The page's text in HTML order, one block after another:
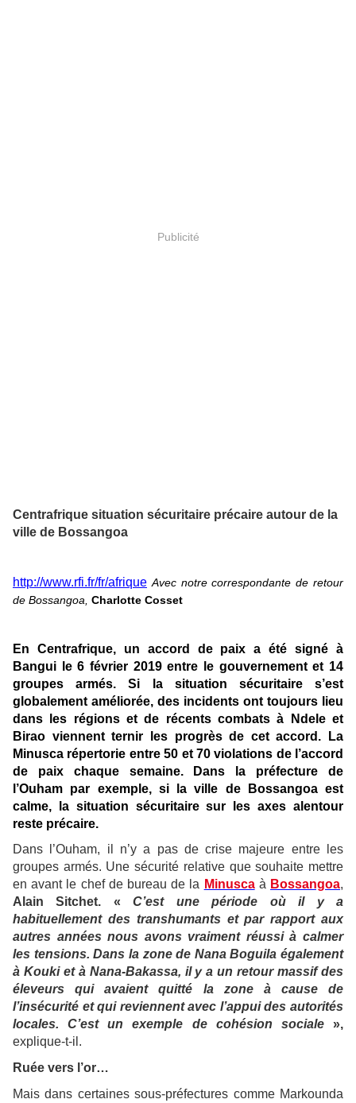
Publicité
Centrafrique situation sécuritaire précaire autour de la
ville de Bossangoa
http://www.rfi.fr/fr/afrique Avec notre correspondante de retour
de Bossangoa, Charlotte Cosset
En Centrafrique, un accord de paix a été signé à
Bangui le 6 février 2019 entre le gouvernement et 14
groupes armés. Si la situation sécuritaire s’est
globalement améliorée, des incidents ont toujours lieu
dans les régions et de récents combats à Ndele et
Birao viennent ternir les progrès de cet accord. La
Minusca répertorie entre 50 et 70 violations de l’accord
de paix chaque semaine. Dans la préfecture de
l’Ouham par exemple, si la ville de Bossangoa est
calme, la situation sécuritaire sur les axes alentour
reste précaire.
Dans l’Ouham, il n’y a pas de crise majeure entre les
groupes armés. Une sécurité relative que souhaite mettre
en avant le chef de bureau de la Minuscaà Bossangoa,
Alain Sitchet. «C’est une période où il y a
habituellement des transhumants et par rapport aux
autres années nous avons vraiment réussi à calmer
les tensions. Dans la zone de Nana Boguila également
à Kouki et à Nana-Bakassa, il y a un retour massif des
éleveurs qui avaient quitté la zone à cause de
l’insécurité et qui reviennent avec l’appui des autorités
locales. C’est un exemple de cohésion sociale»,
explique-t-il.
Ruée vers l’or…
Mais dans certaines sous-préfectures comme Markounda